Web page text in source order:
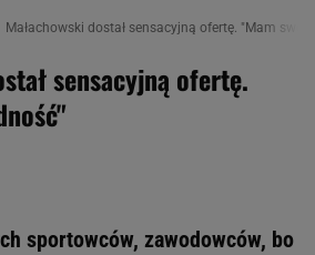
Małachowski dostał sensacyjną ofertę. "Mam
sensacyjną ofertę.
sportowców, zawodowców, bo